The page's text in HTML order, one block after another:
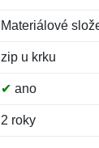
Materiálové
zip u krku
✔ ano
2 roky